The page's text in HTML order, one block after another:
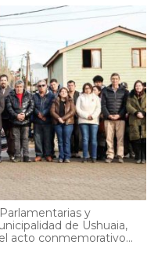
y
de Ushuaia,
acto conmemorativo...